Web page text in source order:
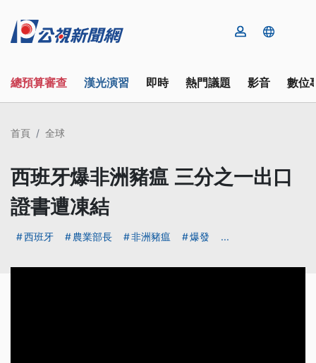
總預算審查 漢光演習 即時 熱門議題 影音 數位
首頁 全球
西班牙爆非洲豬瘟 三分之一出口
證書遭凍結
西班牙 農業部長 非洲豬瘟 爆發 ...